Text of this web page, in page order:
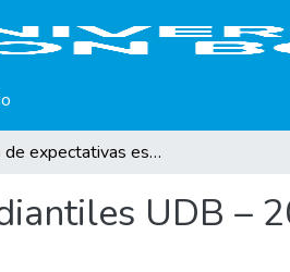
Estudio de expectativas estudiantiles UDB – 2015. Resumen de resultados
UDB –